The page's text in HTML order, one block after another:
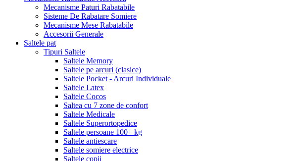
Mecanisme Paturi Rabatabile
Sisteme De Rabatare Somiere
Mecanisme Mese Rabatabile
Accesorii Generale
Saltele pat
Tipuri Saltele
Saltele Memory
Saltele pe arcuri (clasice)
Saltele Pocket - Arcuri Individuale
Saltele Latex
Saltele Cocos
Saltea cu 7 zone de confort
Saltele Medicale
Saltele Superortopedice
Saltele persoane 100+ kg
Saltele antiescare
Saltele somiere electrice
Saltele copii